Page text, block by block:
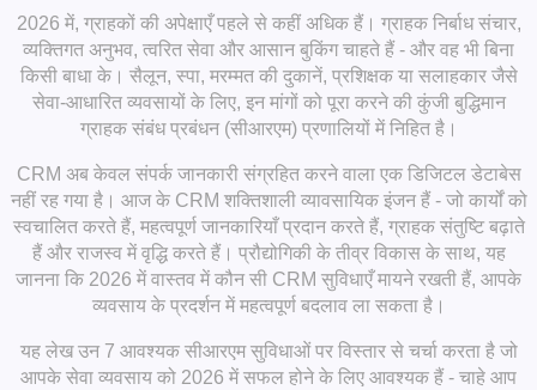
2026 में, ग्राहकों की अपेक्षाएँ पहले से कहीं अधिक हैं। ग्राहक निर्बाध संचार,
व्यक्तिगत अनुभव, त्वरित सेवा और आसान बुकिंग चाहते हैं - और वह भी बिना
किसी बाधा के। सैलून, स्पा, मरम्मत की दुकानें, प्रशिक्षक या सलाहकार जैसे
सेवा-आधारित व्यवसायों के लिए, इन मांगों को पूरा करने की कुंजी बुद्धिमान
ग्राहक संबंध प्रबंधन (सीआरएम) प्रणालियों में निहित है।
CRM अब केवल संपर्क जानकारी संग्रहित करने वाला एक डिजिटल डेटाबेस
नहीं रह गया है। आज के CRM शक्तिशाली व्यावसायिक इंजन हैं - जो कार्यों को
स्वचालित करते हैं, महत्वपूर्ण जानकारियाँ प्रदान करते हैं, ग्राहक संतुष्टि बढ़ाते
हैं और राजस्व में वृद्धि करते हैं। प्रौद्योगिकी के तीव्र विकास के साथ, यह
जानना कि 2026 में वास्तव में कौन सी CRM सुविधाएँ मायने रखती हैं, आपके
व्यवसाय के प्रदर्शन में महत्वपूर्ण बदलाव ला सकता है।
यह लेख उन 7 आवश्यक सीआरएम सुविधाओं पर विस्तार से चर्चा करता है जो
आपके सेवा व्यवसाय को 2026 मेंसफल होने के लिए आवश्यक हैं - चाहे आप